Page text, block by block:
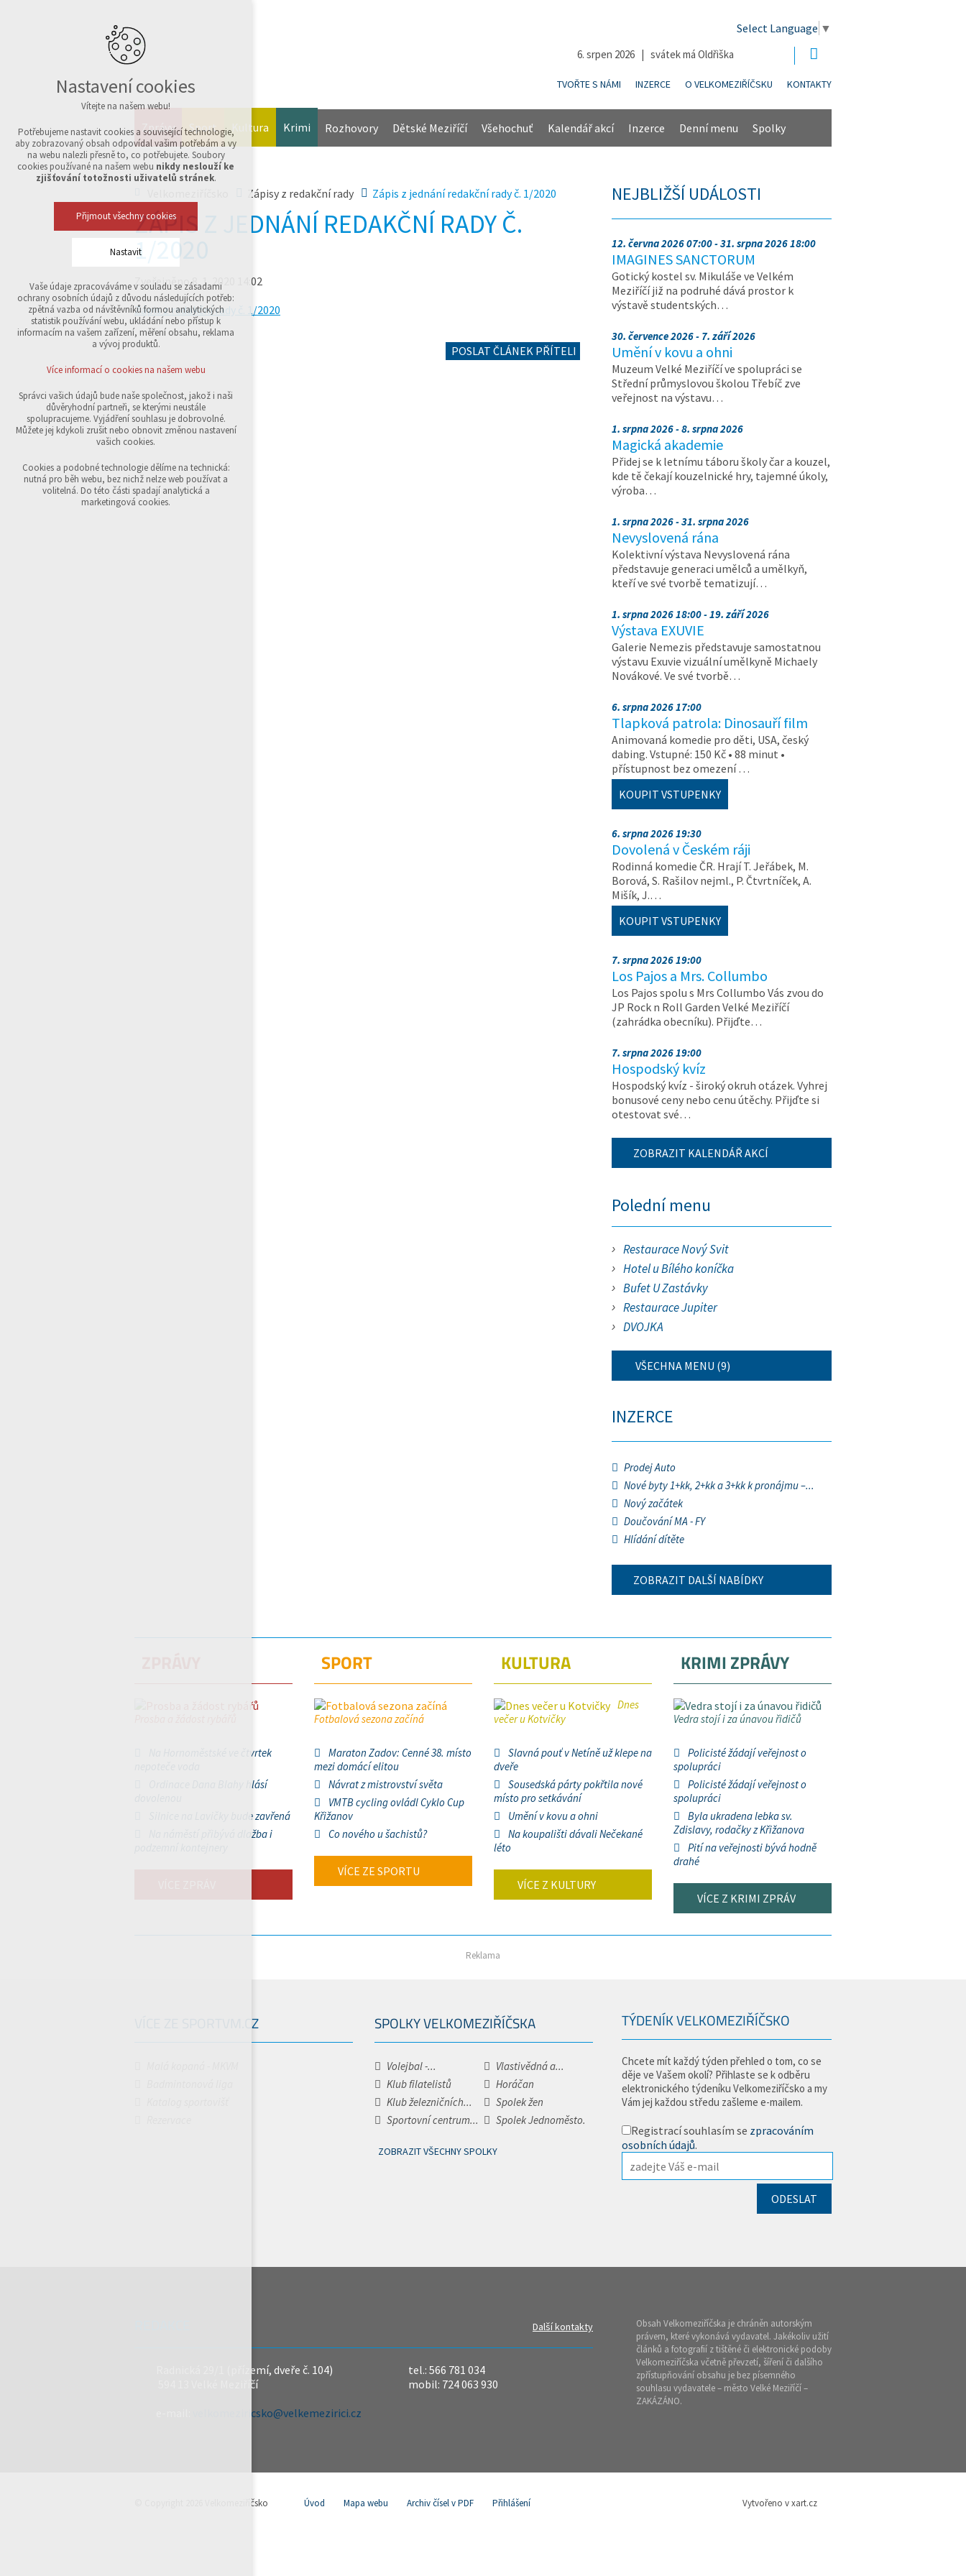
Select Language ▼
6. srpen 2026 | svátek má Oldřiška
TVOŘTE S NÁMI INZERCE O VELKOMEZIŘÍČSKU KONTAKTY
Zprávy Sport Kultura Krimi Rozhovory Dětské Meziříčí Všehochuť Kalendář akcí Inzerce Denní menu Spolky
Zápisy z redakční rady Zápis z jednání redakční rady č. 1/2020
ZÁPIS Z JEDNÁNÍ REDAKČNÍ RADY Č.
1/2020
Zveřejněno 8. 1. 2020 14:02
Zápis z redakční rady č. 1/2020
POSLAT ČLÁNEK PŘÍTELI
NEJBLIŽŠÍ UDÁLOSTI
12. června 2026 07:00 - 31. srpna 2026 18:00
IMAGINES SANCTORUM
Gotický kostel sv. Mikuláše ve Velkém
Meziříčí již na podruhé dává prostor k
výstavě studentských…
30. července 2026 - 7. září 2026
Umění v kovu a ohni
Muzeum Velké Meziříčí ve spolupráci se
Střední průmyslovou školou Třebíč zve
veřejnost na výstavu…
1. srpna 2026 - 8. srpna 2026
Magická akademie
Přidej se k letnímu táboru školy čar a kouzel,
kde tě čekají kouzelnické hry, tajemné úkoly,
výroba…
1. srpna 2026 - 31. srpna 2026
Nevyslovená rána
Kolektivní výstava Nevyslovená rána
představuje generaci umělců a umělkyň,
kteří ve své tvorbě tematizují…
1. srpna 2026 18:00 - 19. září 2026
Výstava EXUVIE
Galerie Nemezis představuje samostatnou
výstavu Exuvie vizuální umělkyně Michaely
Novákové. Ve své tvorbě…
6. srpna 2026 17:00
Tlapková patrola: Dinosauří film
Animovaná komedie pro děti, USA, český
dabing. Vstupné: 150 Kč • 88 minut •
přístupnost bez omezení …
KOUPIT VSTUPENKY
6. srpna 2026 19:30
Dovolená v Českém ráji
Rodinná komedie ČR. Hrají T. Jeřábek, M.
Borová, S. Rašilov nejml., P. Čtvrtníček, A.
Mišík, J.…
KOUPIT VSTUPENKY
7. srpna 2026 19:00
Los Pajos a Mrs. Collumbo
Los Pajos spolu s Mrs Collumbo Vás zvou do
JP Rock n Roll Garden Velké Meziříčí
(zahrádka obecníku). Přijďte…
7. srpna 2026 19:00
Hospodský kvíz
Hospodský kvíz - široký okruh otázek. Vyhrej
bonusové ceny nebo cenu útěchy. Přijďte si
otestovat své…
ZOBRAZIT KALENDÁŘ AKCÍ
Polední menu
Restaurace Nový Svit
Hotel u Bílého koníčka
Bufet U Zastávky
Restaurace Jupiter
DVOJKA
VŠECHNA MENU (9)
INZERCE
Prodej Auto
Nové byty 1+kk, 2+kk a 3+kk k pronájmu –...
Nový začátek
Doučování MA - FY
Hlídání dítěte
ZOBRAZIT DALŠÍ NABÍDKY
Na Hornoměstské ve čtvrtek
Ordinace Dana Blahy hlásí
Silnice na Lavičky bude zavřená
Na náměstí přibývá dlažba i
SPORT
Fotbalová sezona začíná
Maraton Zadov: Cenné 38. místo
mezi domácí elitou
Návrat z mistrovství světa
VMTB cycling ovládl Cyklo Cup
Křižanov
Co nového u šachistů?
VÍCE ZE SPORTU
KULTURA
Dnes
večer u Kotvičky
Slavná pouť v Netíně už klepe na
dveře
Sousedská párty pokřtila nové
místo pro setkávání
Umění v kovu a ohni
Na koupališti dávali Nečekané
léto
VÍCE Z KULTURY
KRIMI ZPRÁVY
Vedra stojí i za únavou řidičů
Policisté žádají veřejnost o
spolupráci
Policisté žádají veřejnost o
spolupráci
Byla ukradena lebka sv.
Zdislavy, rodačky z Křižanova
Pití na veřejnosti bývá hodně
drahé
VÍCE Z KRIMI ZPRÁV
Reklama
VÍCE ZE SPORTVM.CZ SPOLKY VELKOMEZIŘÍČSKA
Volejbal -...
Vlastivědná a...
Klub filatelistů
Horáčan
Klub železničních...
Spolek žen
Sportovní centrum...
Spolek Jednoměsto.
ZOBRAZIT VŠECHNY SPOLKY
TÝDENÍK VELKOMEZIŘÍČSKO
Chcete mít každý týden přehled o tom, co se
děje ve Vašem okolí? Přihlaste se k odběru
elektronického týdeníku Velkomeziříčsko a my
Vám jej každou středu zašleme e-mailem.
Registrací souhlasím se zpracováním
osobních údajů.
Další kontakty
Radnická 29/1 (přízemí, dveře č. 104)
594 13 Velké Meziříčí
velkomeziricsko@velkemezirici.cz
tel.: 566 781 034
mobil: 724 063 930
Obsah Velkomeziříčska je chráněn autorským
právem, které vykonává vydavatel. Jakékoliv užití
článků a fotografií z tištěné či elektronické podoby
Velkomeziříčska včetně převzetí, šíření či dalšího
zpřístupňování obsahu je bez písemného
souhlasu vydavatele – město Velké Meziříčí –
ZAKÁZÁNO.
© Copyright 2026 Velkomeziříčsko Úvod Mapa webu Archiv čísel v PDF Přihlášení Vytvořeno v xart.cz
Nastavení cookies
Vítejte na našem webu!
Potřebujeme nastavit cookies a související technologie,
aby zobrazovaný obsah odpovídal vašim potřebám a vy
na webu nalezli přesně to, co potřebujete. Soubory
cookies používané na našem webu nikdy neslouží ke
zjišťování totožnosti uživatelů stránek.
Přijmout všechny cookies
Nastavit
Technická cookies
nutná pro provozování webu
udržení kontextu stránek (session): případná
přihlášení, volby jazyka, apod.
analytická pro anonymizované vyhodnocení
návštěvnosti
marketingová cookies (Google,Sklik)
Více informací o cookies na našem webu
Přijmout všechny cookies
Odmítnout vše
Vaše údaje zpracováváme v souladu se zásadami
ochrany osobních údajů z důvodu následujících potřeb:
zpětná vazba od návštěvníků formou analytických
statistik používání webu, ukládání nebo přístup k
informacím na vašem zařízení, měření obsahu, reklama
a vývoj produktů.
Více informací o cookies na našem webu
Správci vašich údajů bude naše společnost, jakož i naši
důvěryhodní partneři, se kterými neustále
spolupracujeme. Vyjádření souhlasu je dobrovolné.
Můžete jej kdykoli zrušit nebo obnovit změnou nastavení
vašich cookies.
Cookies a podobné technologie dělíme na technická:
nutná pro běh webu, bez nichž nelze web používat a
volitelná. Do této části spadají analytická a
marketingová cookies.